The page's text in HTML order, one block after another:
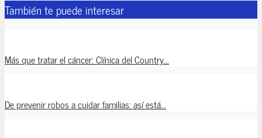
También te puede interesar
Más que tratar el cáncer: Clínica del Country...
De prevenir robos a cuidar familias: así está...